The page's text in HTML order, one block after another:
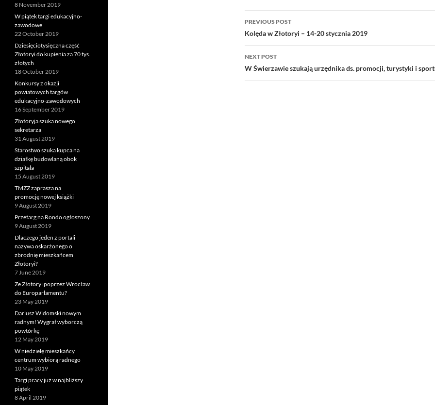
Post
navigation
PREVIOUS POST
Kolęda w Złotoryi – 14-20 stycznia 2019
NEXT POST
W Świerzawie szukają urzędnika ds. promocji, turystyki i
8 November 2019
W piątek targi edukacyjno-
zawodowe
22 October 2019
Dziesięciotysięczna część
Złotoryi do kupienia za 70 tys.
złotych
18 October 2019
Konkursy z okazji
powiatowych targów
edukacyjno-zawodowych
16 September 2019
Złotoryja szuka nowego
sekretarza
31 August 2019
Starostwo szuka kupca na
działkę budowlaną obok
szpitala
15 August 2019
TMZZ zaprasza na
promocję nowej książki
9 August 2019
Przetarg na Rondo ogłoszony
9 August 2019
Dlaczego jeden z portali
nazywa oskarżonego o
zbrodnię mieszkańcem
Złotoryi?
7 June 2019
Ze Złotoryi poprzez Wrocław
do Europarlamentu?
23 May 2019
Dariusz Widomski nowym
radnym! Wygrał wyborczą
powtórkę
12 May 2019
W niedzielę mieszkańcy
centrum wybiorą radnego
10 May 2019
Targi pracy już w najbliższy
piątek
8 April 2019